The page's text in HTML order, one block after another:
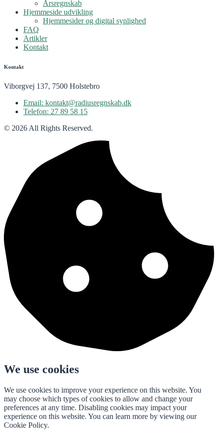
Årsregnskab
Hjemmeside udvikling
Hjemmesider og digital synlighed
FAQ
Artikler
Kontakt
Kontakt
Viborgvej 137, 7500 Holstebro
Email: kontakt@radiusregnskab.dk
Telefon: 27 89 58 15
© 2026 All Rights Reserved.
We use cookies
We use cookies to improve your experience on this website. You
may choose which types of cookies to allow and change your
preferences at any time. Disabling cookies may impact your
experience on this website. You can learn more by viewing our
Cookie Policy.